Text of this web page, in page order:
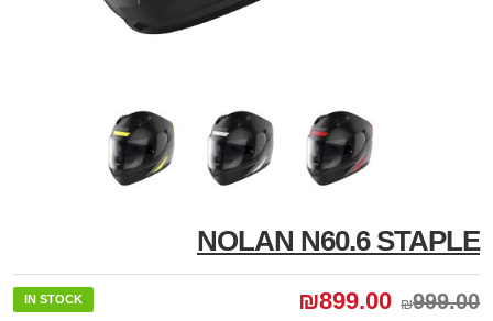
NOLAN N60.6 STAPLE
₪999.00
₪899.00
IN STOCK